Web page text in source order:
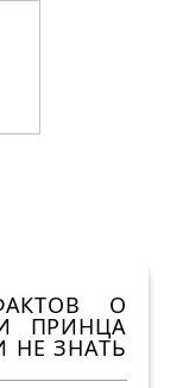
О
ПРИНЦА
НЕ ЗНАТЬ